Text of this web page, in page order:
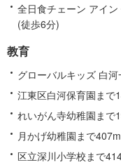
全日食チェーン アイ
(徒歩6分)
教育
グローバルキッズ 白
江東区白河保育園まで
れいがん寺幼稚園まで
月かげ幼稚園まで
区立深川小学校まで